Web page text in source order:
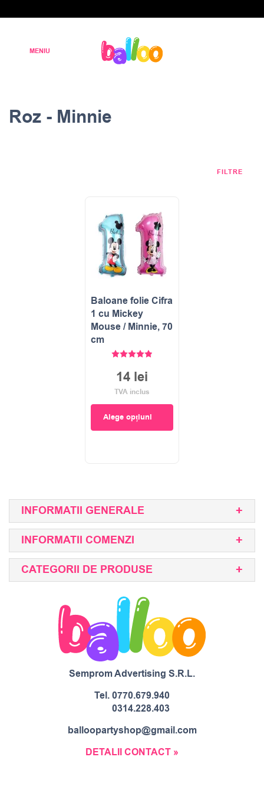
Roz - Minnie
FILTRE
Baloane folie Cifra
1 cu Mickey
Mouse / Minnie, 70
cm
Evaluat la
14 lei
TVA inclus
Alege opțiuni
INFORMATII GENERALE
INFORMATII COMENZI
CATEGORII DE PRODUSE
Semprom Advertising S.R.L.
Tel.0770.679.940
0314.228.403
balloopartyshop@gmail.com
DETALII CONTACT »